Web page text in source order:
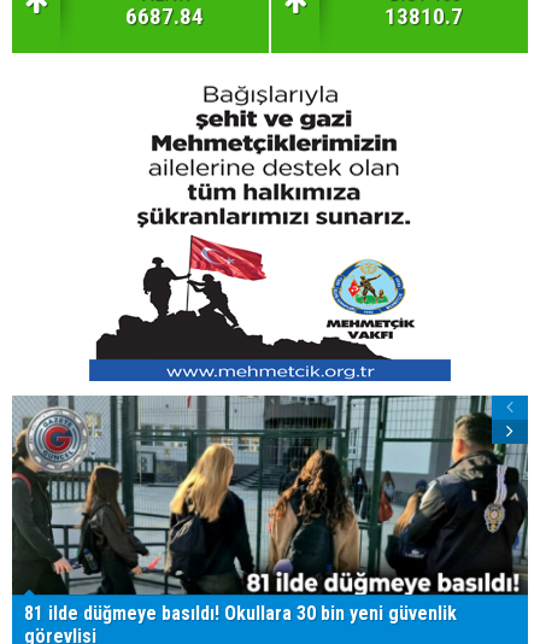
6687.84 13810.7
81 ilde düğmeye basıldı! Okullara 30 bin yeni güvenlik
görevlisi